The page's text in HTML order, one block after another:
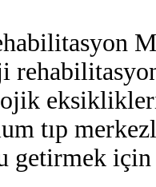
tıp
getirmek